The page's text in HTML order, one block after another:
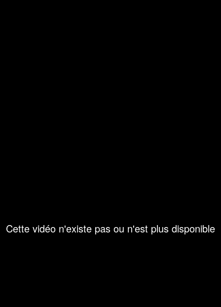
Cette vidéo n'existe pas ou n'est plus disponible